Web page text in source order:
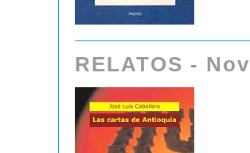
RELATOS -